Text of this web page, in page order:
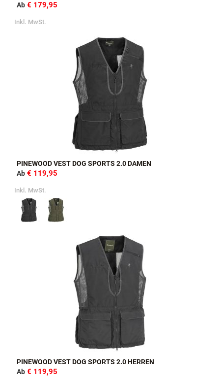
Ab € 179,95
Inkl. MwSt.
PINEWOOD VEST DOG SPORTS 2.0 DAMEN
Ab € 119,95
Inkl. MwSt.
PINEWOOD VEST DOG SPORTS 2.0 HERREN
Ab € 119,95